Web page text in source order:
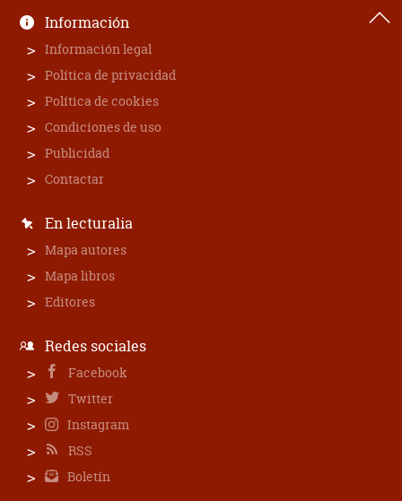
Información
Información legal
Política de privacidad
Política de cookies
Condiciones de uso
Publicidad
Contactar
En lecturalia
Mapa autores
Mapa libros
Editores
Redes sociales
Facebook
Twitter
Instagram
RSS
Boletín